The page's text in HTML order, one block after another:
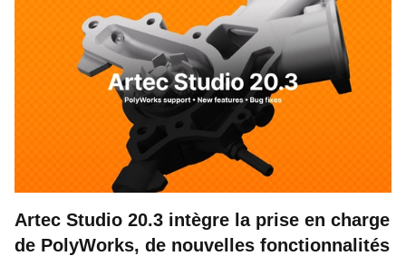
Artec Studio 20.3 intègre la prise en charge
de PolyWorks, de nouvelles fonctionnalités